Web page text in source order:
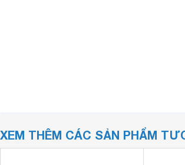
XEM THÊM CÁC SẢN PHẨM